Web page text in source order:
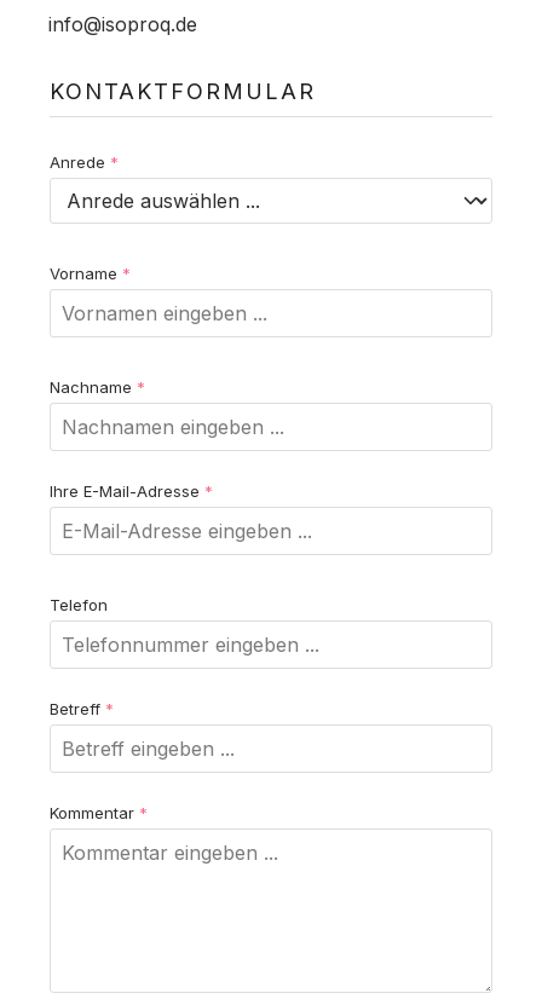
info@isoproq.de
KONTAKTFORMULAR
Anrede *
Vorname *
Nachname *
Ihre E-Mail-Adresse *
Telefon
Betreff *
Kommentar *